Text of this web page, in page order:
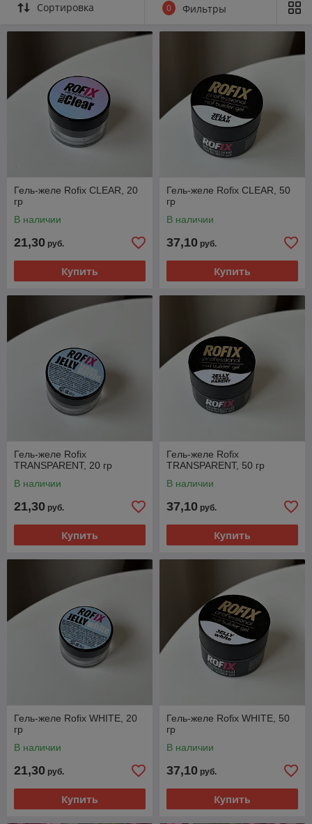
Сортировка 0 Фильтры
Гель-желе Rofix CLEAR, 20
гр
В наличии
21,30 руб.
Купить
Гель-желе Rofix CLEAR, 50
гр
В наличии
37,10 руб.
Купить
Гель-желе Rofix
TRANSPARENT, 20 гр
В наличии
21,30 руб.
Купить
Гель-желе Rofix
TRANSPARENT, 50 гр
В наличии
37,10 руб.
Купить
Гель-желе Rofix WHITE, 20
гр
В наличии
21,30 руб.
Купить
Гель-желе Rofix WHITE, 50
гр
В наличии
37,10 руб.
Купить